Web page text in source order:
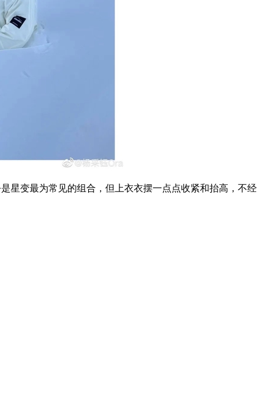
变最为常见的组合，但上衣衣摆一点点收紧和抬高，不经